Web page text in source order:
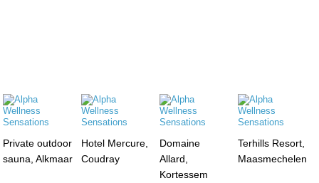
Private outdoor
sauna, Alkmaar
Hotel Mercure,
Coudray
Domaine
Allard,
Kortessem
Terhills Resort,
Maasmechelen